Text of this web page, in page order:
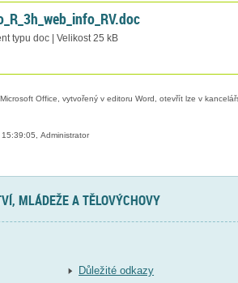
typu doc | Velikost 25 kB
Office, vytvořený v editoru Word, otevřít lze v
Administrator
MLÁDEŽE A TĚLOVÝCHOVY
Důležité odkazy